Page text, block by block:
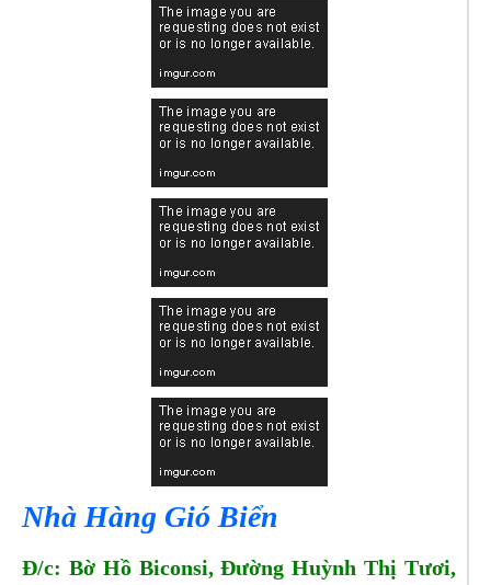
Nhà Hàng Gió Biển
Đ/c: Bờ Hồ Biconsi, Đường Huỳnh Thị Tươi,